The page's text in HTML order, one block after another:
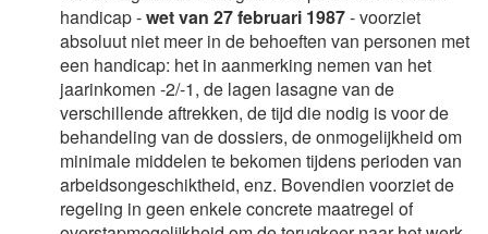
handicap -wet van 27 februari 1987- voorziet
absoluut niet meer in de behoeften van personen met
een handicap: het in aanmerking nemen van het
jaarinkomen -2/-1, de lagen lasagne van de
verschillende aftrekken, de tijd die nodig is voor de
behandeling van de dossiers, de onmogelijkheid om
minimale middelen te bekomen tijdens perioden van
arbeidsongeschiktheid, enz. Bovendien voorziet de
regeling in geen enkele concrete maatregel of